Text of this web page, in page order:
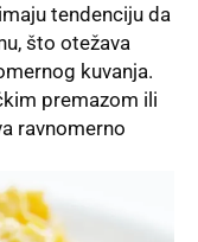
tendenciju da
što otežava
kuvanja.
premazom ili
ravnomerno